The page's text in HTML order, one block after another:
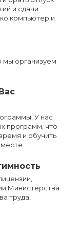
и сдачи
компьютер и
мы организуем
У нас
программ, что
и обучить
Министерства
труда,